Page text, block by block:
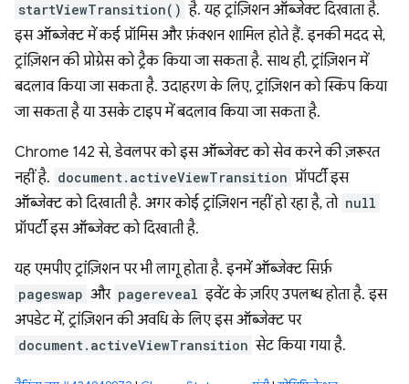
startViewTransition() है. यह ट्रांज़िशन ऑब्जेक्ट दिखाता है.
इस ऑब्जेक्ट में कई प्रॉमिस और फ़ंक्शन शामिल होते हैं. इनकी मदद से,
ट्रांज़िशन की प्रोग्रेस को ट्रैक किया जा सकता है. साथ ही, ट्रांज़िशन में
बदलाव किया जा सकता है. उदाहरण के लिए, ट्रांज़िशन को स्किप किया
जा सकता है या उसके टाइप में बदलाव किया जा सकता है.
Chrome 142 से, डेवलपर को इस ऑब्जेक्ट को सेव करने की ज़रूरत
नहीं है. document.activeViewTransition प्रॉपर्टी इस
ऑब्जेक्ट को दिखाती है. अगर कोई ट्रांज़िशन नहीं हो रहा है, तो null
प्रॉपर्टी इस ऑब्जेक्ट को दिखाती है.
यह एमपीए ट्रांज़िशन पर भी लागू होता है. इनमें ऑब्जेक्ट सिर्फ़
pageswap और pagereveal इवेंट के ज़रिए उपलब्ध होता है. इस
अपडेट में, ट्रांज़िशन की अवधि के लिए इस ऑब्जेक्ट पर
document.activeViewTransition सेट किया गया है.